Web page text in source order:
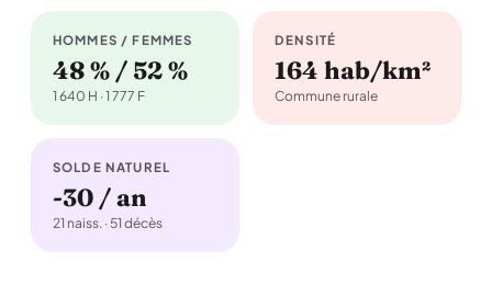
HOMMES / FEMMES
48 % / 52 %
1 640 H · 1 777 F
DENSITÉ
164 hab/km²
Commune rurale
SOLDE NATUREL
-30 / an
21 naiss. · 51 décès